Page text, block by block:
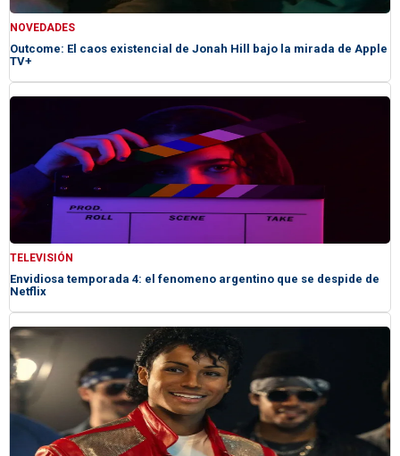
NOVEDADES
Outcome: El caos existencial de Jonah Hill bajo la mirada de Apple
TV+
TELEVISIÓN
Envidiosa temporada 4: el fenomeno argentino que se despide de
Netflix